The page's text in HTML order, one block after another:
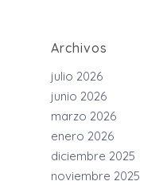
Archivos
julio 2026
junio 2026
marzo 2026
enero 2026
diciembre 2025
noviembre 2025